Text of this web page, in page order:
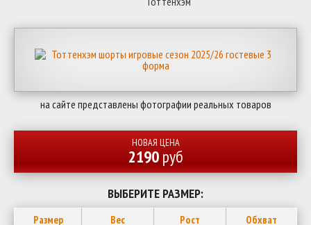
на сайте представлены фотографии реальных товаров
НОВАЯ ЦЕНА
2190руб
ВЫБЕРИТЕ РАЗМЕР:
Размер Вес Рост
Обхват